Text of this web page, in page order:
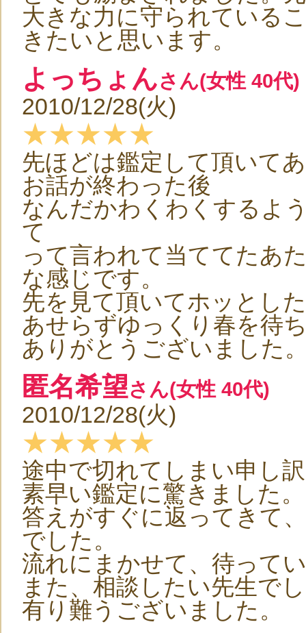
大きな力に守られている
きたいと思います。
よっちょんさん(女性 40代)
2010/12/28(火)
★★★★★
先ほどは鑑定して頂いて
お話が終わった後
なんだかわくわくするよ
て
って言われて当ててたあ
な感じです。
先を見て頂いてホッとし
あせらずゆっくり春を待
ありがとうございました
匿名希望さん(女性 40代)
2010/12/28(火)
★★★★★
途中で切れてしまい申し
素早い鑑定に驚きました。
答えがすぐに返ってきて
でした。
流れにまかせて、待って
また、相談したい先生で
有り難うございました。